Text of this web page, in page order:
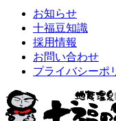
お知らせ
十福豆知識
採用情報
お問い合わせ
プライバシーポ